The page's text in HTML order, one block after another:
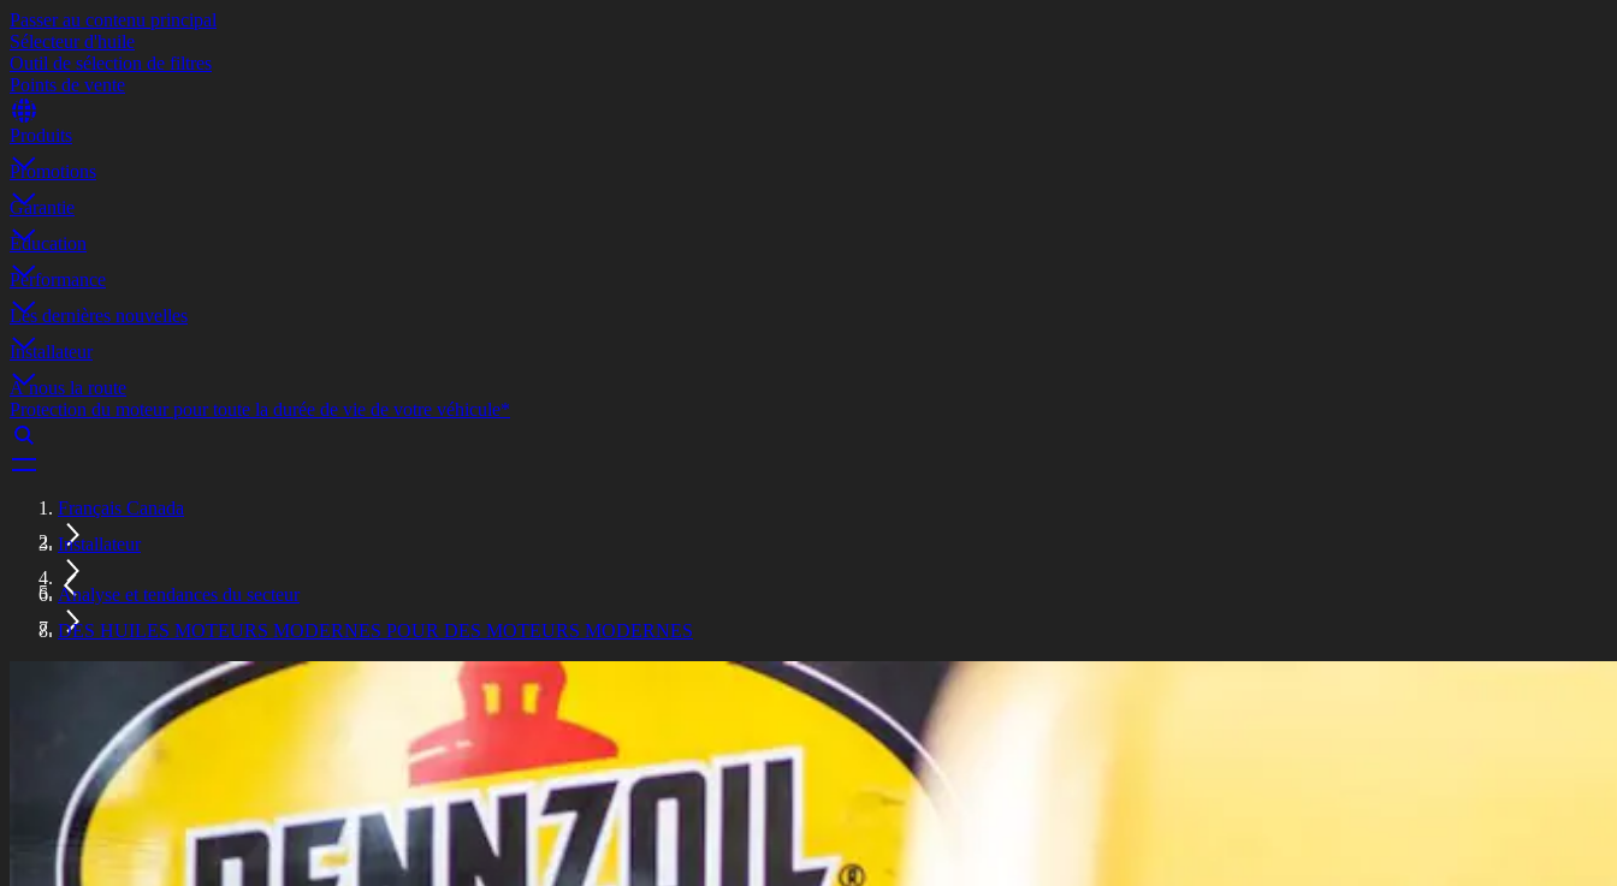
Passer au contenu principal
Sélecteur d'huile
Outil de sélection de filtres
Points de vente
Produits
Promotions
Garantie
Éducation
Performance
Les dernières nouvelles
Installateur
À nous la route
Protection du moteur pour toute la durée de vie de votre véhicule*
Français Canada
Installateur
Analyse et tendances du secteur
DES HUILES MOTEURS MODERNES POUR DES MOTEURS MODERNES